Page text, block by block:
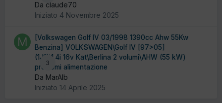
Da claude70
Iniziato 4 Novembre 2025
3
[Volkswagen Golf IV 03/1998 1390cc Ahw 55Kw
Benzina] VOLKSWAGEN\Golf IV [97>05]
(1J1)\1.4i 16v Kat\Berlina 2 volumi\AHW (55 kW)
problemi alimentazione
Da MarAlb
Iniziato 14 Aprile 2025